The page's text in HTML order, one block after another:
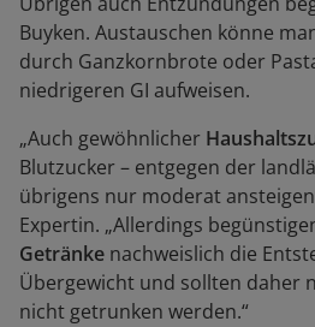
Buyken. Austauschen könne
durch Ganzkornbrote oder
niedrigeren GI aufweisen.
„Auch gewöhnlicher
Blutzucker – entgegen der
übrigens nur moderat
Expertin. „Allerdings
Getränke nachweislich die
Übergewicht und sollten daher
nicht getrunken werden.“